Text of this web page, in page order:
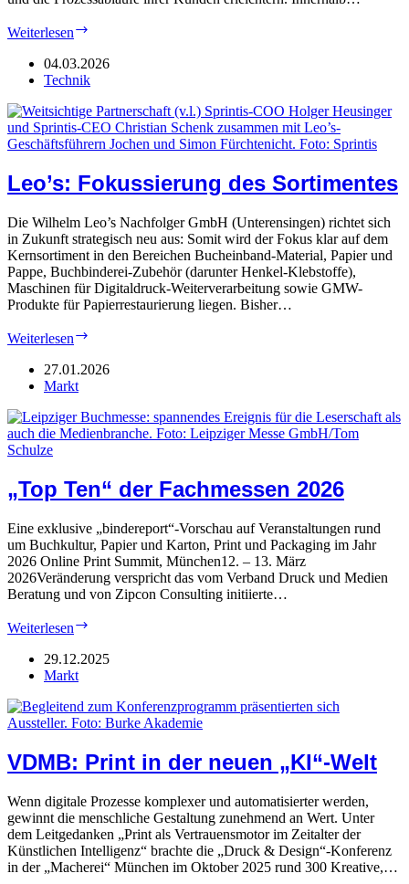
Weiterlesen
für
Postpress
04.03.2026
Technik
Leo’s: Fokussierung des Sortimentes
Die Wilhelm Leo’s Nachfolger GmbH (Unterensingen) richtet sich
in Zukunft strategisch neu aus: Somit wird der Fokus klar auf dem
Kernsortiment in den Bereichen Bucheinband-Material, Papier und
Pappe, Buchbinderei-Zubehör (darunter Henkel-Klebstoffe),
Maschinen für Digitaldruck-Weiterverarbeitung sowie GMW-
Produkte für Papierrestaurierung liegen. Bisher…
Weiterlesen
des
27.01.2026
Markt
„Top Ten“ der Fachmessen 2026
Eine exklusive „bindereport“-Vorschau auf Veranstaltungen rund
um Buchkultur, Papier und Karton, Print und Packaging im Jahr
2026 Online Print Summit, München12. – 13. März
2026Veränderung verspricht das vom Verband Druck und Medien
Beratung und von Zipcon Consulting initiierte…
Weiterlesen
der
29.12.2025
Markt
VDMB: Print in der neuen „KI“-Welt
Wenn digitale Prozesse komplexer und automatisierter werden,
gewinnt die menschliche Gestaltung zunehmend an Wert. Unter
dem Leitgedanken „Print als Vertrauensmotor im Zeitalter der
Künstlichen Intelligenz“ brachte die „Druck & Design“-Konferenz
in der „Macherei“ München im Oktober 2025 rund 300 Kreative,…